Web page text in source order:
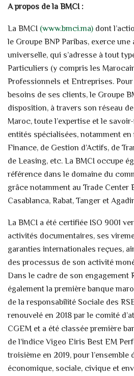
A propos de la BMCI :
La BMCI (www.bmci.ma) dont
le Groupe BNP Paribas, exerce
universelle, qui s’adresse à tout
Particuliers (y compris les
Professionnels et Entreprises.
besoins de ses clients, le Groupe
disposition, à travers son réseau
Maroc, toute l’expertise et le
entités spécialisées, notamment
Finance, de Gestion d’Actifs, de
de Leasing, etc. La BMCI occupe
référence dans le domaine du
grâce notamment au Trade Center
Casablanca, Rabat, Tanger et
La BMCI a été certifiée ISO 9001
activités documentaires, ses
garanties internationales reçues,
des processus de son activité
Dans le cadre de son engagement
également la première banque
de la responsabilité Sociale des
renouvelé en 2018 par le comité
CGEM et a été classée première
de l’indice Vigeo Eiris Best EM
troisième en 2019, pour l’ensemble
économique, sociale, civique et